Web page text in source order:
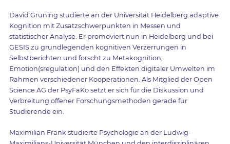
David Grüning studierte an der Universität Heidelberg adaptive
Kognition mit Zusatzschwerpunkten in Messen und
statistischer Analyse. Er promoviert nun in Heidelberg und bei
GESIS zu grundlegenden kognitiven Verzerrungen in
Selbstberichten und forscht zu Metakognition,
Emotion(sregulation) und den Effekten digitaler Umwelten im
Rahmen verschiedener Kooperationen. Als Mitglied der Open
Science AG der PsyFaKo setzt er sich für die Diskussion und
Verbreitung offener Forschungsmethoden gerade für
Studierende ein.
Maximilian Frank studierte Psychologie an der Ludwig-